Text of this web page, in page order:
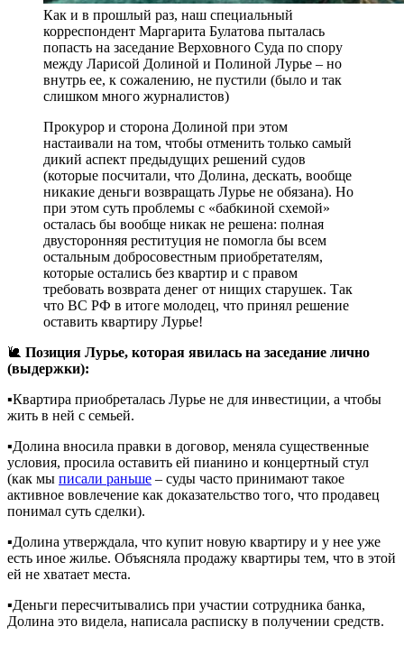
Как и в прошлый раз, наш специальный
корреспондент Маргарита Булатова пыталась
попасть на заседание Верховного Суда по спору
между Ларисой Долиной и Полиной Лурье – но
внутрь ее, к сожалению, не пустили (было и так
слишком много журналистов)
Прокурор и сторона Долиной при этом
настаивали на том, чтобы отменить только самый
дикий аспект предыдущих решений судов
(которые посчитали, что Долина, дескать, вообще
никакие деньги возвращать Лурье не обязана). Но
при этом суть проблемы с «бабкиной схемой»
осталась бы вообще никак не решена: полная
двусторонняя реституция не помогла бы всем
остальным добросовестным приобретателям,
которые остались без квартир и с правом
требовать возврата денег от нищих старушек. Так
что ВС РФ в итоге молодец, что принял решение
оставить квартиру Лурье!
🐌 Позиция Лурье, которая явилась на заседание лично
(выдержки):
▪️Квартира приобреталась Лурье не для инвестиции, а чтобы
жить в ней с семьей.
▪️Долина вносила правки в договор, меняла существенные
условия, просила оставить ей пианино и концертный стул
(как мы писали раньше – суды часто принимают такое
активное вовлечение как доказательство того, что продавец
понимал суть сделки).
▪️Долина утверждала, что купит новую квартиру и у нее уже
есть иное жилье. Объясняла продажу квартиры тем, что в этой
ей не хватает места.
▪️Деньги пересчитывались при участии сотрудника банка,
Долина это видела, написала расписку в получении средств.